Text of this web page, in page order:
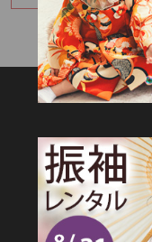
TOP
料金・商品
店舗情報
web撮影予約